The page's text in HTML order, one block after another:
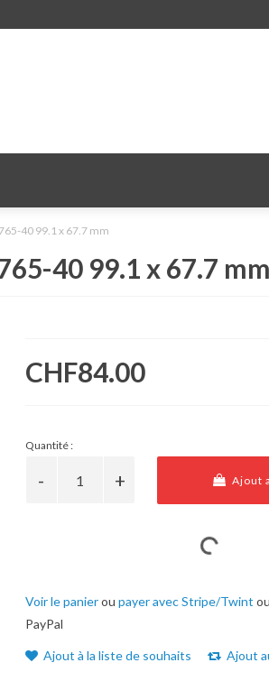
40 99.1 x 67.7 mm
40 99.1 x 67.7 mm
CHF84.00
Quantité :
Ajout
Voir le panierou payer avec Stripe/Twint
PayPal
Ajout à la liste de souhaits Ajout